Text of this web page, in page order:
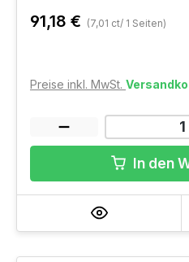
91,18 € (7,01 ct/ 1 Seiten)
Preise inkl. MwSt.
In den